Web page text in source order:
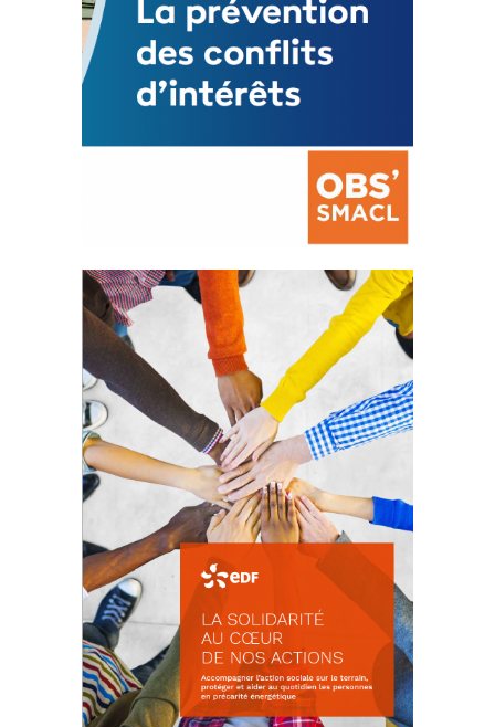
La prévention des conflits
d’intérêts
18 septembre 2023
FEUILLETER